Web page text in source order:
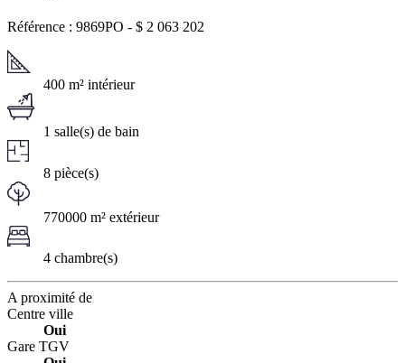
Référence : 9869PO - $ 2 063 202
400 m² intérieur
1 salle(s) de bain
8 pièce(s)
770000 m² extérieur
4 chambre(s)
A proximité de
Centre ville
Oui
Gare TGV